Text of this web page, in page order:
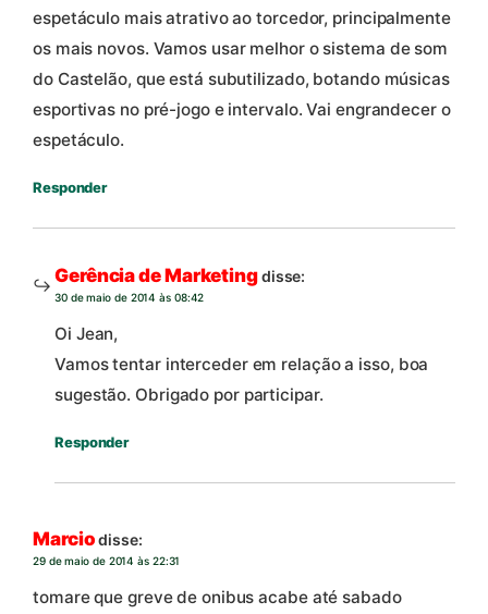
espetáculo mais atrativo ao torcedor, principalmente
os mais novos. Vamos usar melhor o sistema de som
do Castelão, que está subutilizado, botando músicas
esportivas no pré-jogo e intervalo. Vai engrandecer o
espetáculo.
Responder
Gerência de Marketingdisse:
30 de maio de 2014 às 08:42
Oi Jean,
Vamos tentar interceder em relação a isso, boa
sugestão. Obrigado por participar.
Responder
Marciodisse:
29 de maio de 2014 às 22:31
tomare que greve de onibus acabe até sabado